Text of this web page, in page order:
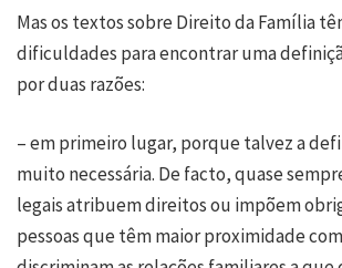
Mas os textos sobre Direito da Família
dificuldades para encontrar uma
por duas razões:
– em primeiro lugar, porque talvez a
muito necessária. De facto, quase
legais atribuem direitos ou impõem
pessoas que têm maior proximidade